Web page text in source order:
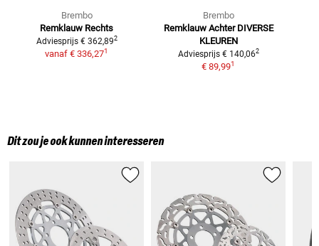
Brembo
Remklauw Rechts
Adviesprijs € 362,892
vanaf € 336,271
Brembo
Remklauw Achter DIVERSE
KLEUREN
Adviesprijs € 140,062
€ 89,991
Dit zou je ook kunnen interesseren